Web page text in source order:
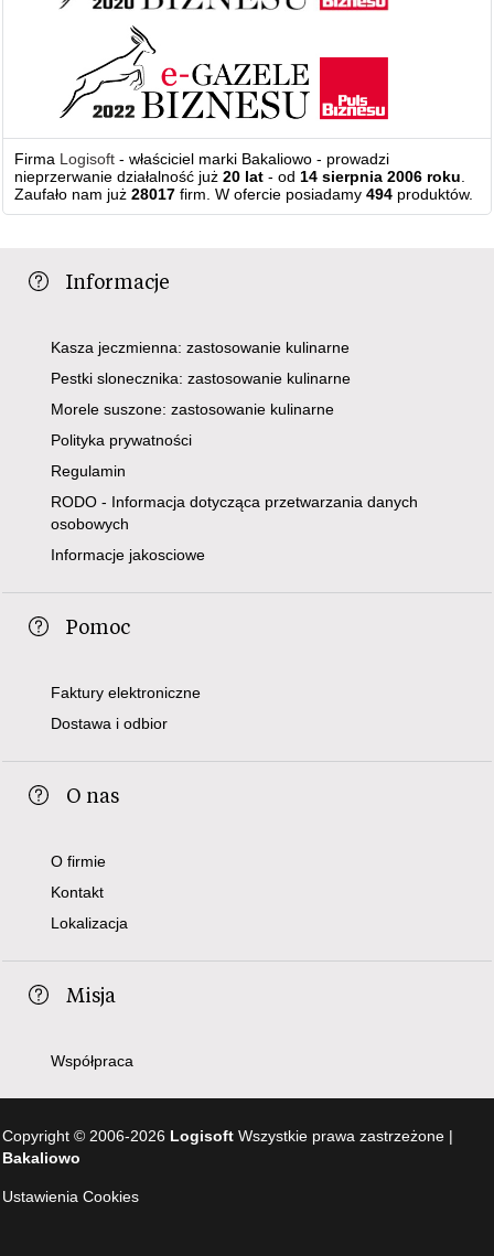
Firma Logisoft - właściciel marki Bakaliowo - prowadzi
nieprzerwanie działalność już20 lat - od 14 sierpnia 2006 roku
Zaufało nam już28017 firm. W ofercie posiadamy494 produktów.
Informacje
Kasza jeczmienna: zastosowanie kulinarne
Pestki slonecznika: zastosowanie kulinarne
Morele suszone: zastosowanie kulinarne
Polityka prywatności
Regulamin
RODO - Informacja dotycząca przetwarzania danych
osobowych
Informacje jakosciowe
Pomoc
Faktury elektroniczne
Dostawa i odbior
O nas
O firmie
Kontakt
Lokalizacja
Misja
Współpraca
Copyright © 2006-2026 Logisoft Wszystkie prawa zastrzeżone |
Bakaliowo
Ustawienia Cookies